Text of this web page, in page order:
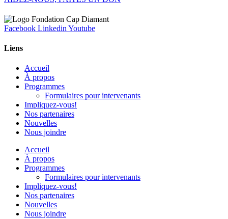
Facebook Linkedin Youtube
Liens
Accueil
À propos
Programmes
Formulaires pour intervenants
Impliquez-vous!
Nos partenaires
Nouvelles
Nous joindre
Accueil
À propos
Programmes
Formulaires pour intervenants
Impliquez-vous!
Nos partenaires
Nouvelles
Nous joindre